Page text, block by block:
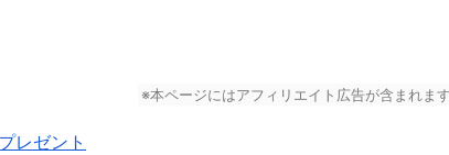
※本ページにはアフィリエイト広告が含まれま